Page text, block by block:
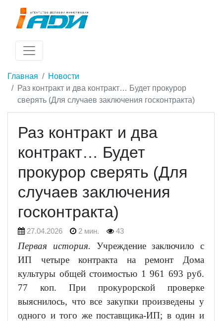
Главная
Новости
Раз контракт и два контракт… Будет прокурор
сверять (Для случаев заключения госконтракта)
Раз контракт и два
контракт… Будет
прокурор сверять (Для
случаев заключения
госконтракта)
27.04.2026 2 мин. 43
Первая история. Учреждение заключило с
ИП четыре контракта на ремонт Дома
культуры общей стоимостью 1 961 693 руб.
77 коп. При прокурорской проверке
выяснилось, что все закупки произведены у
одного и того же поставщика-ИП; в один и